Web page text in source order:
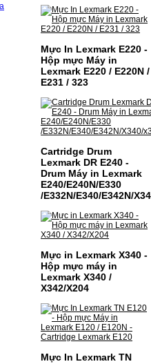
Mực In Lexmark E220 -
Hộp mực Máy in
Lexmark E220 / E220N /
E231 / 323
Cartridge Drum
Lexmark DR E240 -
Drum Máy in Lexmark
E240/E240N/E330
/E332N/E340/E342N/
Mực in Lexmark X340 -
Hộp mực máy in
Lexmark X340 /
X342/X204
Mực In Lexmark TN